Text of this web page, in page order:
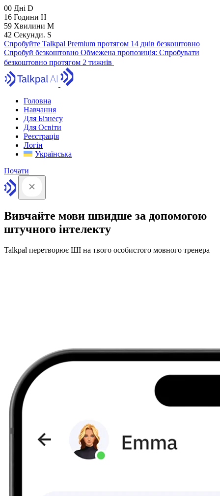
00 Дні D
16 Години H
59 Хвилини M
41 Секунди. S
Спробуйте Talkpal Premium протягом 14 днів безкоштовно
Спробуй безкоштовно Обмежена пропозиція: Спробувати
безкоштовно протягом 2 тижнів
Головна
Навчання
Для Бізнесу
Для Освіти
Реєстрація
Логін
Українська
Почати
Вивчайте мови швидше за допомогою
штучного інтелекту
Talkpal перетворює ШІ на твого особистого мовного тренера